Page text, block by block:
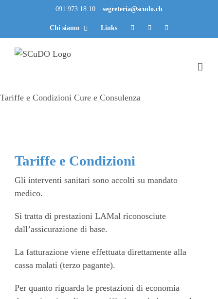
091 973 18 10 segreteria@scudo.ch
Chi siamo Links
Tariffe e Condizioni Cure e Consulenza
Tariffe e Condizioni
Gli interventi sanitari sono accolti su mandato
medico.
Si tratta di prestazioni LAMal riconosciute
dall’assicurazione di base.
La fatturazione viene effettuata direttamente alla
cassa malati (terzo pagante).
Per quanto riguarda le prestazioni di economia